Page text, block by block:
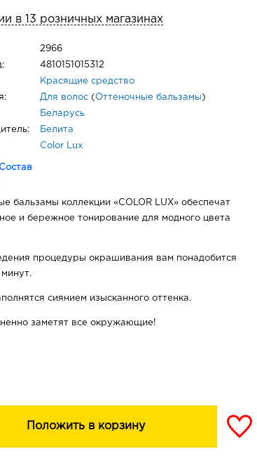
в 13 розничных магазинах
2966
4810151015312
Красящие средство
Для волос ( Оттеночные бальзамы )
Беларусь
Белита
Color Lux
Состав
бальзамы коллекции «COLOR LUX» обеспечат
и бережное тонирование для модного цвета
процедуры окрашивания вам понадобится
сиянием изысканного оттенка.
заметят все окружающие!
Положить в корзину